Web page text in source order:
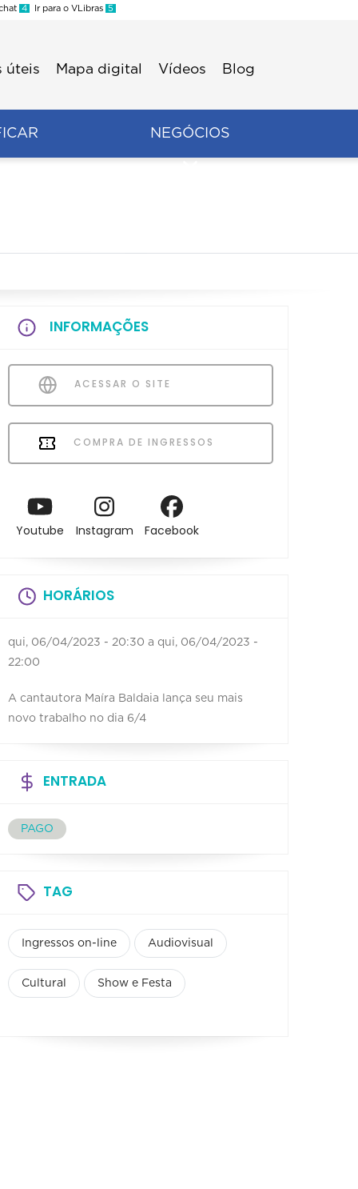
4 Ir para o VLibras 5
úteis Mapa digital Vídeos Blog
NEGÓCIOS
INFORMAÇÕES
ACESSAR O SITE
COMPRA DE INGRESSOS
Youtube Instagram Facebook
HORÁRIOS
qui, 06/04/2023 - 20:30 a qui, 06/04/2023 -
22:00
A cantautora Maíra Baldaia lança seu mais
novo trabalho no dia 6/4
ENTRADA
PAGO
TAG
Ingressos on-line Audiovisual
Cultural Show e Festa